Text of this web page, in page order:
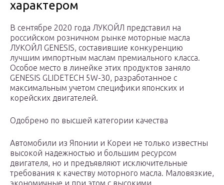
характером
В сентябре 2020 года ЛУКОЙЛ представил на
российском розничном рынке моторные масла
ЛУКОЙЛ GENESIS, составившие конкуренцию
лучшим импортным маслам премиального класса.
Особое место в линейке этих продуктов заняло
GENESIS GLIDETECH 5W-30, разработанное с
максимальным учетом специфики японских и
корейских двигателей.
Одобрено по высшей категории качества
Автомобили из Японии и Кореи не только известны
высокой надежностью и большим ресурсом
двигателя, но и предъявляют исключительные
требования к качеству моторного масла. Маловязкие,
экономичные и при этом с высокими